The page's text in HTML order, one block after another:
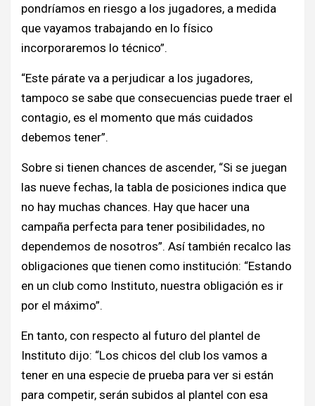
pondríamos en riesgo a los jugadores, a medida
que vayamos trabajando en lo físico
incorporaremos lo técnico”.
“Este párate va a perjudicar a los jugadores,
tampoco se sabe que consecuencias puede traer el
contagio, es el momento que más cuidados
debemos tener”.
Sobre si tienen chances de ascender, “Si se juegan
las nueve fechas, la tabla de posiciones indica que
no hay muchas chances. Hay que hacer una
campaña perfecta para tener posibilidades, no
dependemos de nosotros”. Así también recalco las
obligaciones que tienen como institución: “Estando
en un club como Instituto, nuestra obligación es ir
por el máximo”.
En tanto, con respecto al futuro del plantel de
Instituto dijo: “Los chicos del club los vamos a
tener en una especie de prueba para ver si están
para competir, serán subidos al plantel con esa